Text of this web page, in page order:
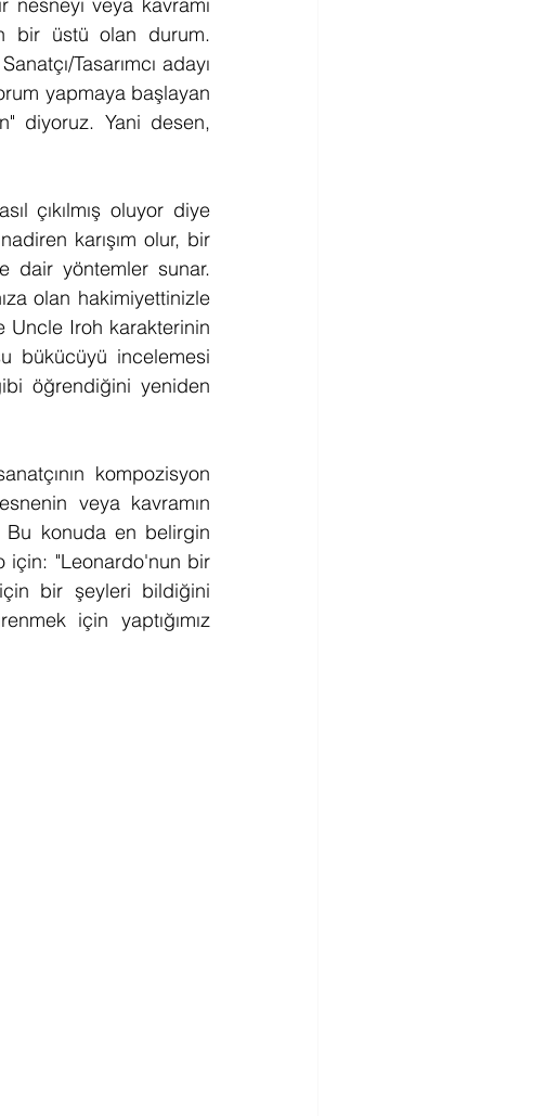
bir üstü olan durum.
Tasarımcı adayı
yapmaya başlayan
diyoruz. Yani desen,
çıkılmış oluyor diye
karışım olur, bir
dair yöntemler sunar.
olan hakimiyettinizle
Uncle Iroh karakterinin
bükücüyü incelemesi
öğrendiğini yeniden
kompozisyon
veya kavramın
Bu konuda en belirgin
için: "Leonardo'nun bir
bir şeyleri bildiğini
için yaptığımız